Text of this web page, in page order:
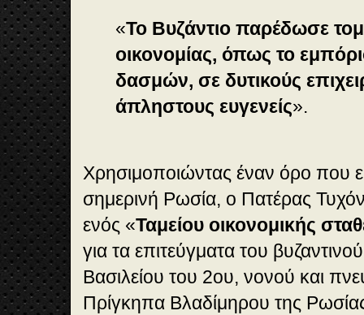
«Το Βυζάντιο παρέδωσε
οικονομίας, όπως το
δασμών, σε δυτικούς
άπληστους ευγενείς».
Χρησιμοποιώντας έναν όρο που
σημερινή Ρωσία, ο Πατέρας
ενός «Ταμείου οικονομικής
για τα επιτεύγματα του
Βασιλείου του 2ου, νονού και
Πρίγκηπα Βλαδίμηρου της